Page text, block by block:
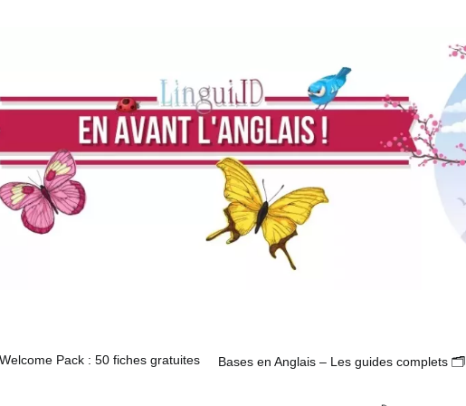
Welcome Pack : 50 fiches gratuites Bases en Anglais – Les guides complets 🗂️